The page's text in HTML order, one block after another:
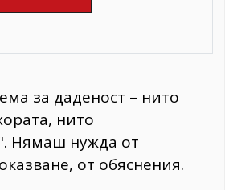
за даденост – нито
нито
Нямаш нужда от
от обяснения.